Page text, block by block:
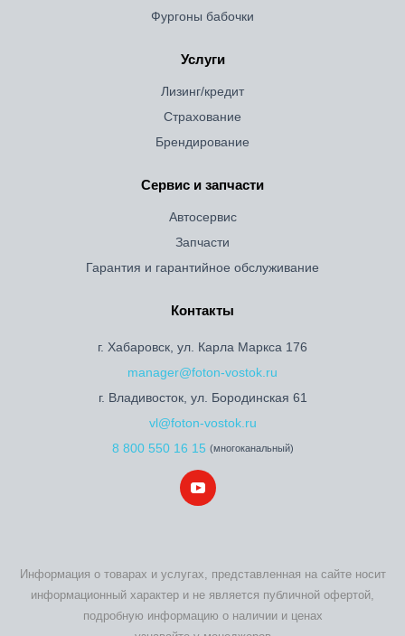
Фургоны бабочки
Услуги
Лизинг/кредит
Страхование
Брендирование
Сервис и запчасти
Автосервис
Запчасти
Гарантия и гарантийное обслуживание
Контакты
г. Хабаровск, ул. Карла Маркса 176
manager@foton-vostok.ru
г. Владивосток, ул. Бородинская 61
vl@foton-vostok.ru
8 800 550 16 15 (многоканальный)
Информация о товарах и услугах, представленная на сайте носит
информационный характер и не является публичной офертой,
подробную информацию о наличии и ценах